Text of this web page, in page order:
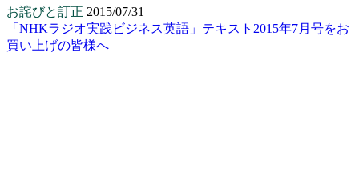
お詫びと訂正 2015/07/31
「NHKラジオ実践ビジネス英語」テキスト2015年7月号をお
買い上げの皆様へ